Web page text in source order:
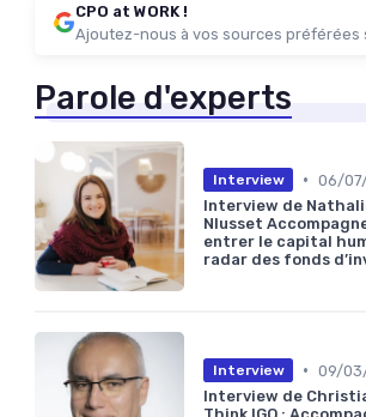
CPO at WORK !
Ajoutez-nous à vos sources préférées
Parole d'experts
Interview • 06/
Interview de
Nlusset
entrer le capital
radar des fonds
Interview • 09/
Interview de